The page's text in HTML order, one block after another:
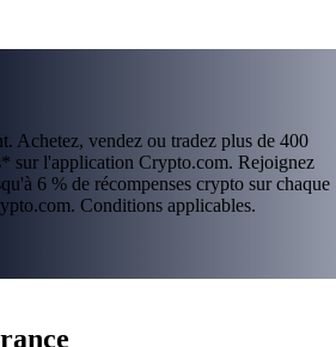
Achetez, vendez ou tradez plus de 400
sur l'application Crypto.com. Rejoignez
6 % de récompenses crypto sur chaque
Conditions applicables.